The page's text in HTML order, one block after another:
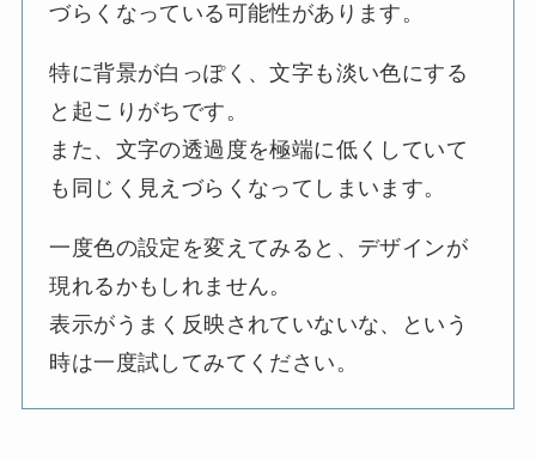
づらくなっている可能性があります。
特に背景が白っぽく、文字も淡い色にする
と起こりがちです。
また、文字の透過度を極端に低くしていて
も同じく見えづらくなってしまいます。
一度色の設定を変えてみると、デザインが
現れるかもしれません。
表示がうまく反映されていないな、という
時は一度試してみてください。